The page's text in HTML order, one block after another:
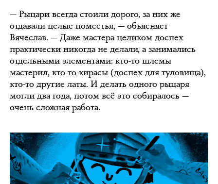
— Рыцари всегда стоили дорого, за них же
отдавали целые поместья, — объясняет
Вячеслав. — Даже мастера целиком доспех
практически никогда не делали, а занимались
отдельными элементами: кто-то шлемы
мастерил, кто-то кирасы (доспех для туловища),
кто-то другие латы. И делать одного рыцаря
могли два года, потом всё это собиралось —
очень сложная работа.